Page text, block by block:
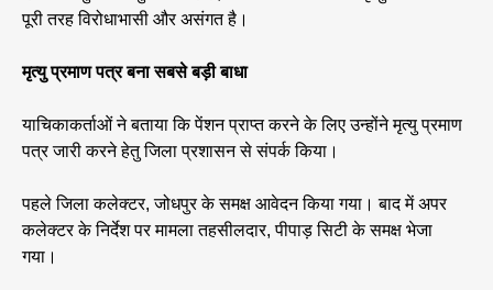
पूरी तरह विरोधाभासी और असंगत है।
मृत्यु प्रमाण पत्र बना सबसे बड़ी बाधा
याचिकाकर्ताओं ने बताया कि पेंशन प्राप्त करने के लिए उन्होंने मृत्यु प्रमाण
पत्र जारी करने हेतु जिला प्रशासन से संपर्क किया।
पहले जिला कलेक्टर, जोधपुर के समक्ष आवेदन किया गया। बाद में अपर
कलेक्टर के निर्देश पर मामला तहसीलदार, पीपाड़ सिटी के समक्ष भेजा
गया।